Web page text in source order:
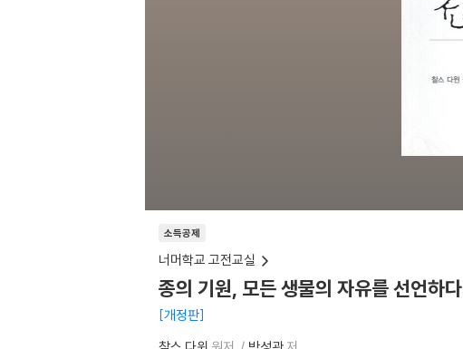
소득공제
너머학교 고전교실
종의 기원, 모든 생물의 자유를 선언하다
개정판